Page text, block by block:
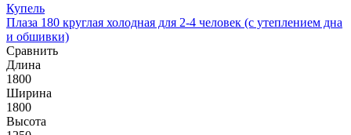
Купель
Плаза 180 круглая холодная для 2-4 человек (с утеплением дна
и обшивки)
Сравнить
Длина
1800
Ширина
1800
Высота